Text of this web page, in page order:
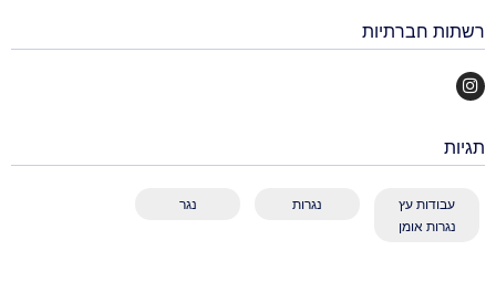
רשתות חברתיות
תגיות
עבודות עץ
נגרות אומן
נגרות נגר